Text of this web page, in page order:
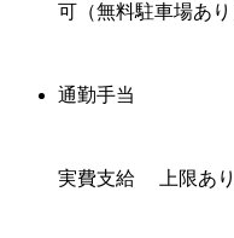
可（無料駐車場あり
通勤手当
実費支給 上限あり